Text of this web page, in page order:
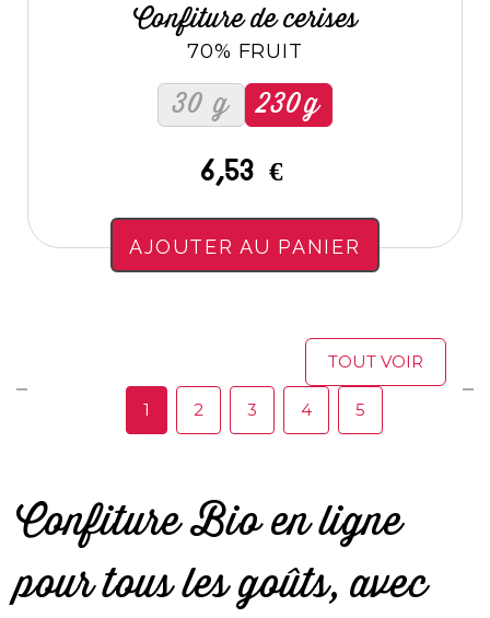
Confiture de cerises
70% FRUIT
30 g 230g
6,53 €
AJOUTER AU PANIER
TOUT VOIR
1 2 3 4 5
Confiture Bio en ligne
pour tous les goûts, avec